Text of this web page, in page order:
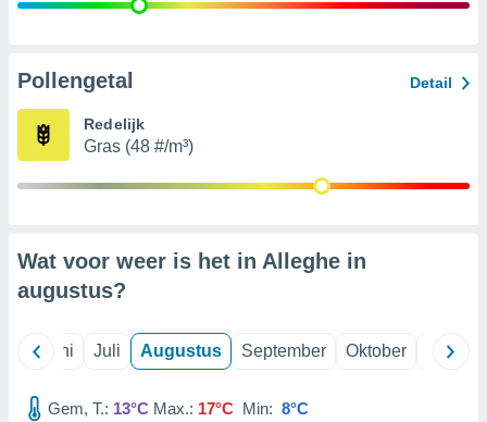
Pollengetal Detail
Redelijk
Gras (48 #/m³)
Wat voor weer is het in Alleghe in
augustus?
Juni Juli Augustus September Oktober
Gem, T.: 13°C Max.: 17°C Min: 8°C